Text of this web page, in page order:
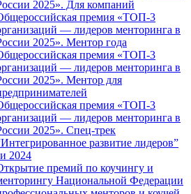
2025». Для компаний
премия «ТОП-3
— лидеров менторинга в
2025». Ментор года
премия «ТОП-3
— лидеров менторинга в
2025». Ментор для
премия «ТОП-3
— лидеров менторинга в
2025». Спец-трек
развитие лидеров”
2024
премий по коучингу и
Национальной Федерации